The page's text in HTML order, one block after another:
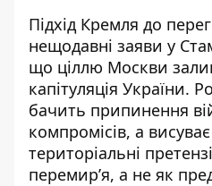
Підхід Кремля до
нещодавні заяви у
що ціллю Москви
капітуляція України.
бачить припинення
компромісів, а висуває
територіальні
перемир’я, а не як